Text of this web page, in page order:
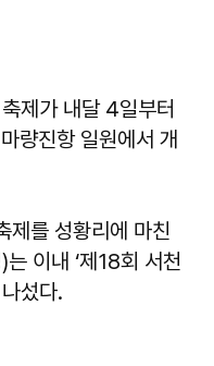
제가 내달 4일부터
량진항 일원에서 개
제를 성황리에 마친
이내 ‘제18회 서천
섰다.